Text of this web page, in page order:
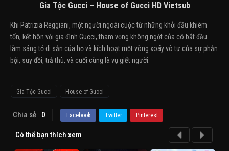
Gia Tộc Gucci – House of Gucci HD Vietsub
Khi Patrizia Reggiani, một người ngoài cuộc từ những khởi đầu khiêm
tốn, kết hôn với gia đình Gucci, tham vọng không ngớt của cô bắt đầu
làm sáng tỏ di sản của họ và kích hoạt một vòng xoáy vô tư của sự phản
bội, suy đồi, trả thù, và cuối cùng là vụ giết người.
Gia Tộc Gucci House of Gucci
Chia sẻ 0 Facebook Twitter Pinterest
Có thể bạn thích xem